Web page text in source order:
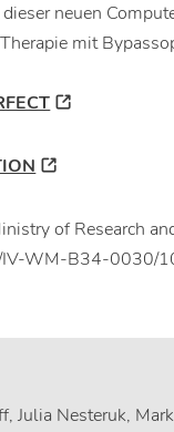
neuen
mit
of Research
WM-B34-0030/
Julia Nesteruk,